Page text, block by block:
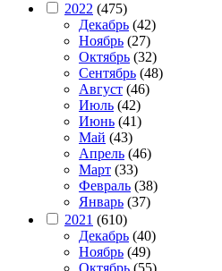
2022 (475)
Декабрь (42)
Ноябрь (27)
Октябрь (32)
Сентябрь (48)
Август (46)
Июль (42)
Июнь (41)
Май (43)
Апрель (46)
Март (33)
Февраль (38)
Январь (37)
2021 (610)
Декабрь (40)
Ноябрь (49)